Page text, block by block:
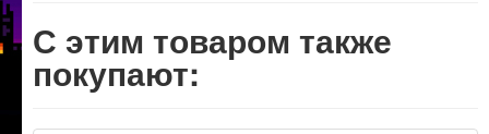
С этим товаром также
покупают: